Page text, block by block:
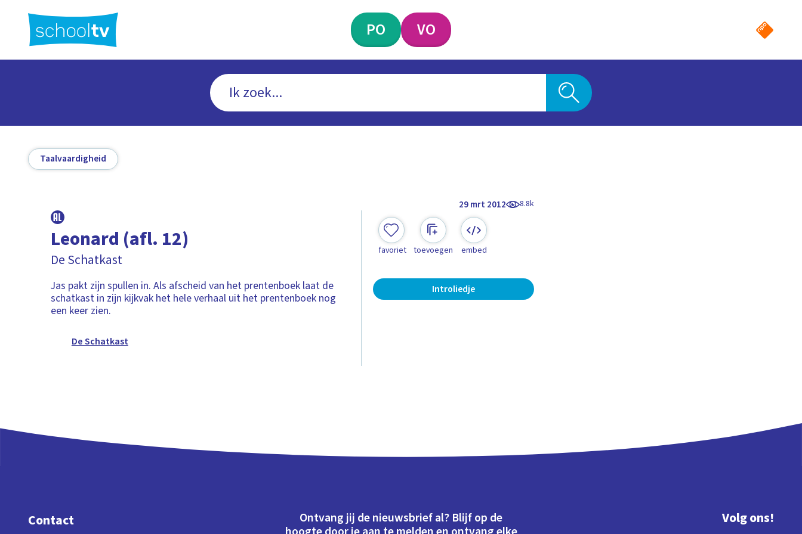
hoofdinhoud
PO VO
Taalvaardigheid
29 mrt 2012 8.8k
Leonard (afl. 12)
De Schatkast
Jas pakt zijn spullen in. Als afscheid van het prentenboek laat de
schatkast in zijn kijkvak het hele verhaal uit het prentenboek nog
een keer zien.
De Schatkast
favoriet toevoegen embed
Introliedje
Contact
Ontvang jij de nieuwsbrief al? Blijf op de
Volg ons!